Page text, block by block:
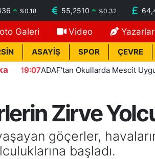
%0.18 55,2510 %0.32
Galeri Video Yazarlar
ASAYİŞ SPOR ÇEVRE
Okullarda Mescit Uygulaması Çağrısı
Zirve
göçerler,
başladı.